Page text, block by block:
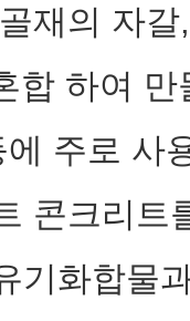
재의 자
합 하여
주로 사
콘크리트
기화합물